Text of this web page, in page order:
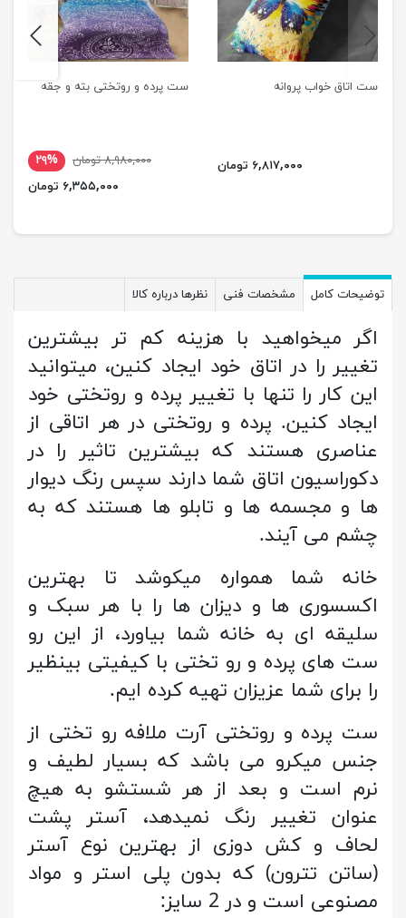
ست اتاق خواب پروانه
۶,۸۱۷,۰۰۰ تومان
ست پرده و روتختی بته و جقه
۸,۹۸۰,۰۰۰ تومان
۲۹%
۶,۳۵۵,۰۰۰ تومان
previus
توضیحات کامل مشخصات فنی نظرها درباره کالا
اگر میخواهید با هزینه کم تر بیشترین
تغییر را در اتاق خود ایجاد کنین، میتوانید
این کار را تنها با تغییر پرده و روتختی خود
ایجاد کنین. پرده و روتختی در هر اتاقی از
عناصری هستند که بیشترین تاثیر را در
دکوراسیون اتاق شما دارند سپس رنگ دیوار
ها و مجسمه ها و تابلو ها هستند که به
چشم می آیند.
خانه شما همواره میکوشد تا بهترین
اکسسوری ها و دیزان ها را با هر سبک و
سلیقه ای به خانه شما بیاورد، از این رو
ست های پرده و رو تختی با کیفیتی بینظیر
را برای شما عزیزان تهیه کرده ایم.
ست پرده و روتختی آرت ملافه رو تختی از
جنس میکرو می باشد که بسیار لطیف و
نرم است و بعد از هر شستشو به هیچ
عنوان تغییر رنگ نمیدهد، آستر پشت
لحاف و کش دوزی از بهترین نوع آستر
(ساتن تترون) که بدون پلی استر و مواد
مصنوعی است و در 2 سایز: